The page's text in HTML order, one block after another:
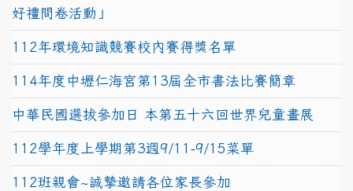
好禮問卷活動」
112年環境知識競賽校內賽得獎名單
114年度中壢仁海宮第13屆全市書法比賽簡章
中華民國選拔參加日 本第五十六回世界兒童畫展
112學年度上學期第3週9/11-9/15菜單
112班親會~誠摯邀請各位家長參加